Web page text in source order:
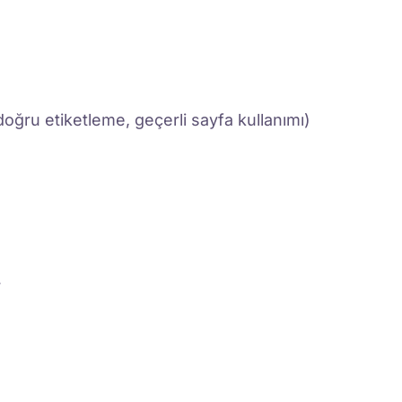
etiketleme, geçerli sayfa kullanımı)